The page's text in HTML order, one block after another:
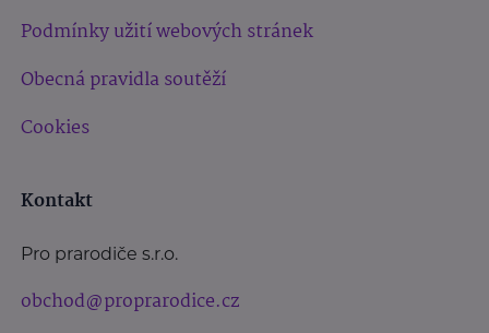
Podmínky užití webových stránek
Obecná pravidla soutěží
Cookies
Kontakt
Pro prarodiče s.r.o.
obchod@proprarodice.cz